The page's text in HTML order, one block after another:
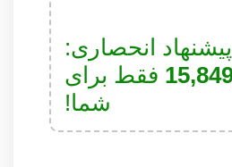
پیشنهاد انحصاری:
فقط برای
شما!